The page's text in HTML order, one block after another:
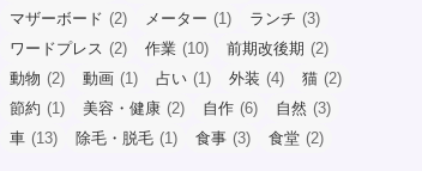
マザーボード (2) メーター (1) ランチ (3)
ワードプレス (2) 作業 (10) 前期改後期 (2)
動物 (2) 動画 (1) 占い (1) 外装 (4) 猫 (2)
節約 (1) 美容・健康 (2) 自作 (6) 自然 (3)
車 (13) 除毛・脱毛 (1) 食事 (3) 食堂 (2)